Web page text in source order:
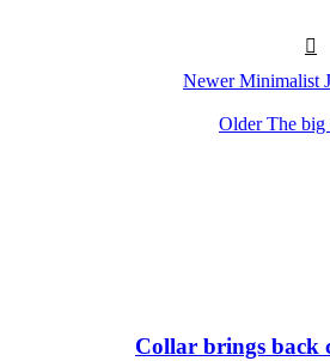
Newer Minimalist
Older The big
Collar brings back